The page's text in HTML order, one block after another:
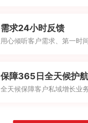
需求24小时反馈
用心倾听客户需求、第一时
保障365日全天候护航
全天候保障客户私域增长业